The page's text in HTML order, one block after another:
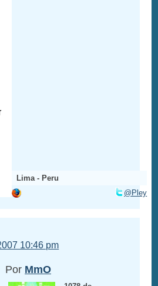
Lima - Peru
@Pley
10:46 pm
Por MmO